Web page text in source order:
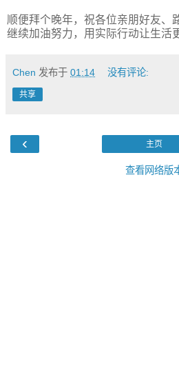
顺便拜个晚年，祝各位亲朋好友、
继续加油努力，用实际行动让生活
Chen 发布于 01:14 没有评论:
共享
‹ 主页
查看网络版